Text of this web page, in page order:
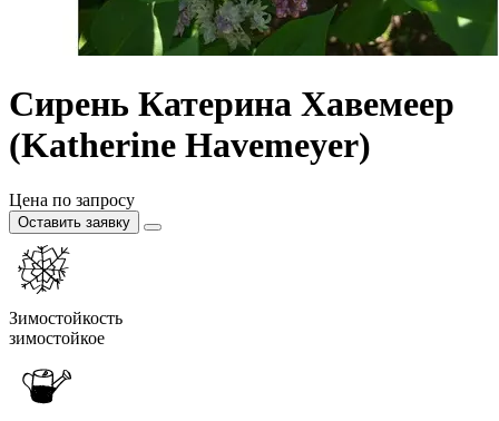
Сирень Катерина Хавемеер
(Katherine Havemeyer)
Цена по запросу
Оставить заявку
Зимостойкость
зимостойкое